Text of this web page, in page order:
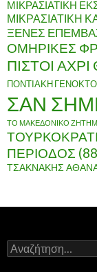
ΜΙΚΡΑΣΙΑΤΙΚΗ
ΜΙΚΡΑΣΙΑΤΙΚΗ
ΞΕΝΕΣ
ΟΜΗΡΙΚΕΣ
ΠΙΣΤΟΙ
ΠΟΝΤΙΑΚΗ
ΣΑΝ
ΤΟ ΜΑΚΕΔΟΝΙΚΟ
ΠΕΡΙΟΔΟΣ
ΤΣΑΚΝΑΚΗΣ
Α
ν